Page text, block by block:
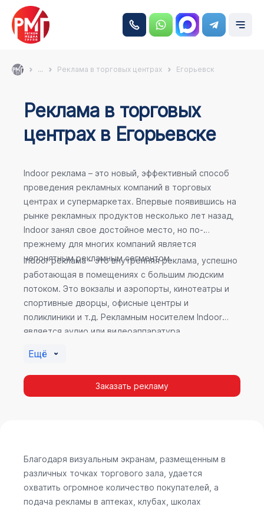
... Реклама в торговых центрах Егорьевск
Реклама в торговых
центрах в Егорьевске
Indoor реклама – это новый, эффективный способ
проведения рекламных компаний в торговых
центрах и супермаркетах. Впервые появившись на
рынке рекламных продуктов несколько лет назад,
Indoor занял свое достойное место, но по-
прежнему для многих компаний является
непонятным рекламным сегментом.
Indoor реклама – это внутренняя реклама, успешно
работающая в помещениях с большим людским
потоком. Это вокзалы и аэропорты, кинотеатры и
спортивные дворцы, офисные центры и
поликлиники и т.д. Рекламным носителем Indoor
является аудио или видеоаппаратура,
эффективность приносит такой вид рекламы в
местах продаж, поскольку воздействие на
покупателя в момент выбора товара наиболее
Indoor рекламы.
Ещё
Заказать рекламу
Благодаря визуальным экранам, размещенным в
различных точках торгового зала, удается
охватить огромное количество покупателей, а
подача рекламы в аптеках, клубах, школах